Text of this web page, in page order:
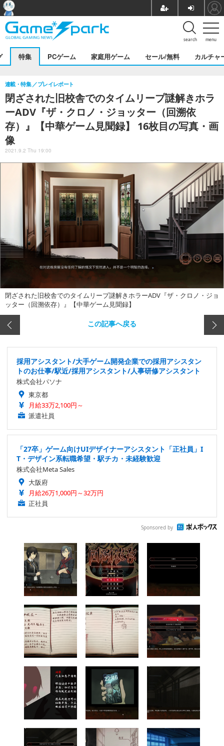
menu
search
特集 PCゲーム 家庭用ゲーム セール/無料 カルチャ
閉ざされた旧校舎でのタイムリープ謎解きホラ
ーADV『ザ・クロノ・ジョッター（回溯依
存）』【中華ゲーム見聞録】 16枚目の写真・画
像
連載・特集 プレイレポート
2021.9.2 Thu 19:00
閉ざされた旧校舎でのタイムリープ謎解きホラーADV『ザ・クロノ・ジョ
ッター（回溯依存）』【中華ゲーム見聞録】
この記事へ戻る
採用アシスタント/大手ゲーム開発企業での採用アシスタン
トのお仕事/駅近/採用アシスタント/人事研修アシスタント
株式会社パソナ
東京都
月給33万2,100円～
派遣社員
「27卒」ゲーム向けUIデザイナーアシスタント「正社員」I
T・デザイン系転職希望・駅チカ・未経験歓迎
株式会社Meta Sales
大阪府
月給26万1,000円～32万円
正社員
Sponsored by